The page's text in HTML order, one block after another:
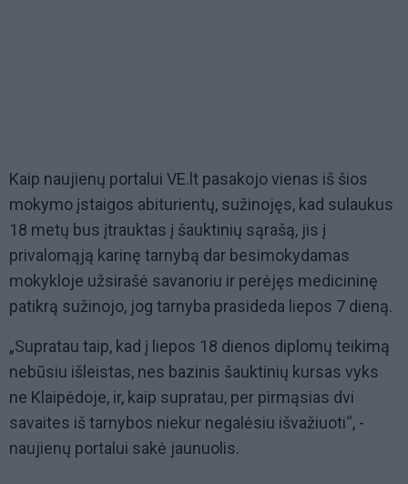
Kaip naujienų portalui VE.lt pasakojo vienas iš šios
mokymo įstaigos abiturientų, sužinojęs, kad sulaukus
18 metų bus įtrauktas į šauktinių sąrašą, jis į
privalomąją karinę tarnybą dar besimokydamas
mokykloje užsirašė savanoriu ir perėjęs medicininę
patikrą sužinojo, jog tarnyba prasideda liepos 7 dieną.
„Supratau taip, kad į liepos 18 dienos diplomų teikimą
nebūsiu išleistas, nes bazinis šauktinių kursas vyks
ne Klaipėdoje, ir, kaip supratau, per pirmąsias dvi
savaites iš tarnybos niekur negalėsiu išvažiuoti“, -
naujienų portalui sakė jaunuolis.